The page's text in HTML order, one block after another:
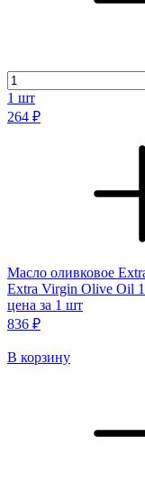
1 шт
264 ₽
Масло оливковое
Extra Virgin Olive Oil
цена за 1 шт
836 ₽
В корзину